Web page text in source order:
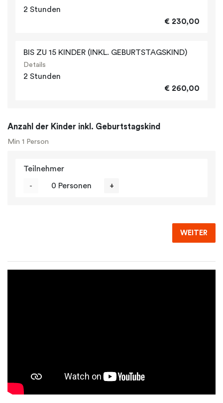
2 Stunden
€ 230,00
BIS ZU 15 KINDER (INKL. GEBURTSTAGSKIND)
Details
2 Stunden
€ 260,00
Anzahl der Kinder inkl. Geburtstagskind
Min 1 Person
Teilnehmer
- 0 Personen +
WEITER